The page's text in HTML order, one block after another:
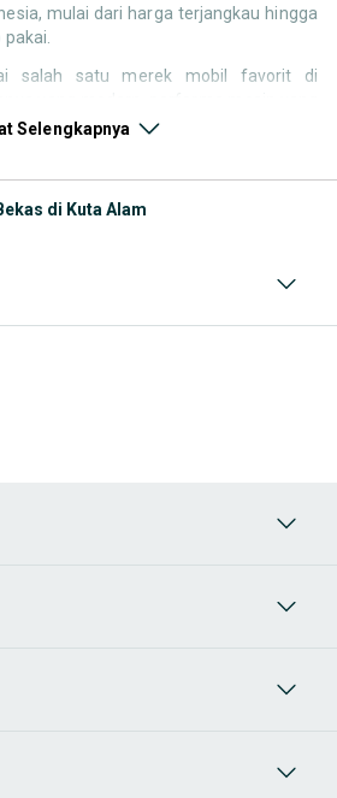
mulai dari harga terjangkau hingga
salah satu merek mobil favorit di
berkendara. Tidak heran jika
bisa langsung membandingkan
yang Paling Banyak Dicari
dengan desain sporty dan fleksibel
dan tampilan lebih sporty:
kompak dengan kenyamanan dan
Selengkapnya
di Kuta Alam